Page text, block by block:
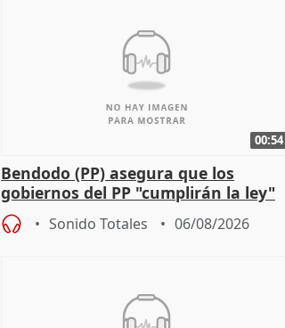
00:54
Bendodo (PP) asegura que los
gobiernos del PP "cumplirán la ley"
sobre los menores migrantes
Sonido Totales 06/08/2026